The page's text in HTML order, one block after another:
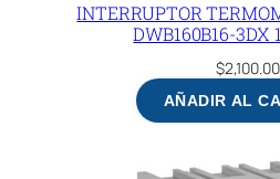
INTERRUPTOR
DWB160B16-3DX
$2,100.00
AÑADIR AL